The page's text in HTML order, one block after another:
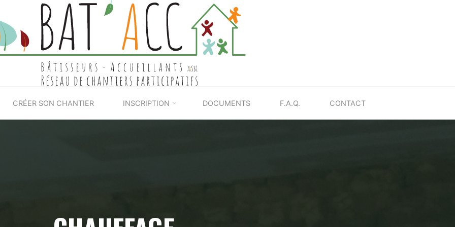
BAT'ACC
CRÉER SON CHANTIER INSCRIPTION DOCUMENTS F.A.Q. CONTACT